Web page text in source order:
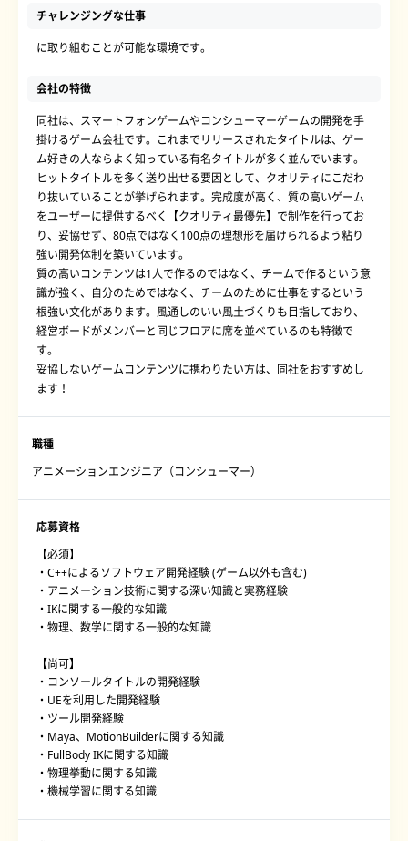
チャレンジングな仕事
に取り組むことが可能な環境です。
会社の特徴
同社は、スマートフォンゲームやコンシューマーゲームの開発を手
掛けるゲーム会社です。これまでリリースされたタイトルは、ゲー
ム好きの人ならよく知っている有名タイトルが多く並んでいます。
ヒットタイトルを多く送り出せる要因として、クオリティにこだわ
り抜いていることが挙げられます。完成度が高く、質の高いゲーム
をユーザーに提供するべく【クオリティ最優先】で制作を行ってお
り、妥協せず、80点ではなく100点の理想形を届けられるよう粘り
強い開発体制を築いています。
質の高いコンテンツは1人で作るのではなく、チームで作るという意
識が強く、自分のためではなく、チームのために仕事をするという
根強い文化があります。風通しのいい風土づくりも目指しており、
経営ボードがメンバーと同じフロアに席を並べているのも特徴で
す。
妥協しないゲームコンテンツに携わりたい方は、同社をおすすめし
ます！
職種
アニメーションエンジニア（コンシューマー）
応募資格
【必須】
・C++によるソフトウェア開発経験 (ゲーム以外も含む)
・アニメーション技術に関する深い知識と実務経験
・IKに関する一般的な知識
・物理、数学に関する一般的な知識
【尚可】
・コンソールタイトルの開発経験
・UEを利用した開発経験
・ツール開発経験
・Maya、MotionBuilderに関する知識
・FullBody IKに関する知識
・物理挙動に関する知識
・機械学習に関する知識